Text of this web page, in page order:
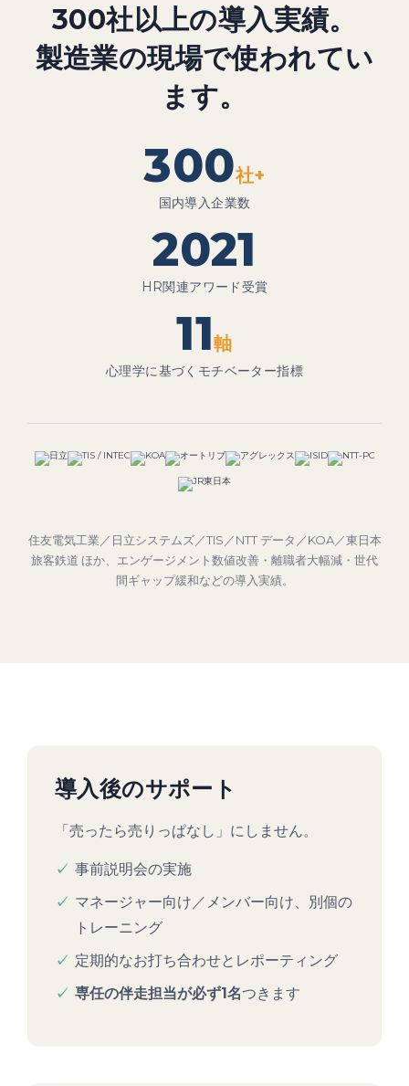
300社以上の導入実績。
製造業の現場で使われてい
ます。
300社+
国内導入企業数
2021
HR関連アワード受賞
11軸
心理学に基づくモチベーター指標
住友電気工業／日立システムズ／TIS／NTT データ／KOA／東日本
旅客鉄道 ほか、エンゲージメント数値改善・離職者大幅減・世代
間ギャップ緩和などの導入実績。
導入後のサポート
「売ったら売りっぱなし」にしません。
事前説明会の実施
マネージャー向け／メンバー向け、別個の
トレーニング
定期的なお打ち合わせとレポーティング
専任の伴走担当が必ず1名つきます